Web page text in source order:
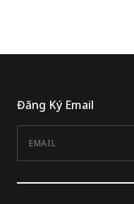
Đăng Ký Email